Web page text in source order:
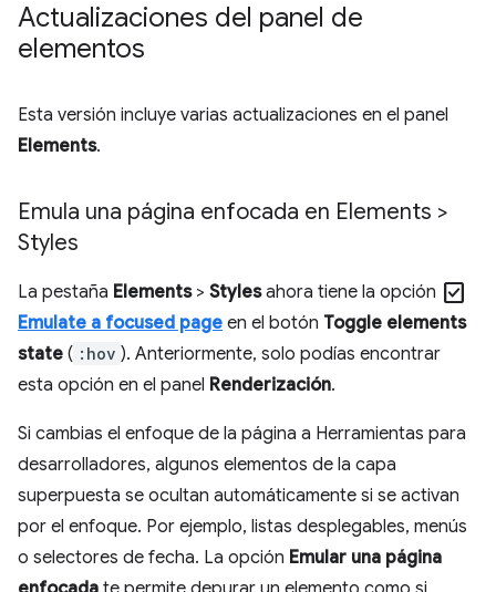
Actualizaciones del panel de
elementos
Esta versión incluye varias actualizaciones en el panel
Elements.
Emula una página enfocada en Elements >
Styles
La pestaña Elements> Stylesahora tiene la opción check_box
Emulate a focused page en el botón Toggle elements
state ( :hov ). Anteriormente, solo podías encontrar
esta opción en el panel Renderización.
Si cambias el enfoque de la página a Herramientas para
desarrolladores, algunos elementos de la capa
superpuesta se ocultan automáticamente si se activan
por el enfoque. Por ejemplo, listas desplegables, menús
o selectores de fecha. La opción Emular una página